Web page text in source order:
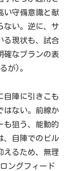
い守備意識と献
ない。逆に、サ
る現状も、試合
確なプランの表
が)。
陣に引きこも
はない。前線か
も狙う、能動的
、自陣でのビル
えるため、無理
ングフィード